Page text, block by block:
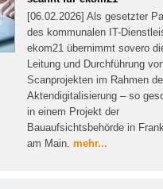
[06.02.2026] Als gesetzter
des kommunalen IT-
ekom21 übernimmt sovero
Leitung und Durchführung
Scanprojekten im Rahmen
Aktendigitalisierung – so
in einem Projekt der
Bauaufsichtsbehörde in
am Main. mehr...